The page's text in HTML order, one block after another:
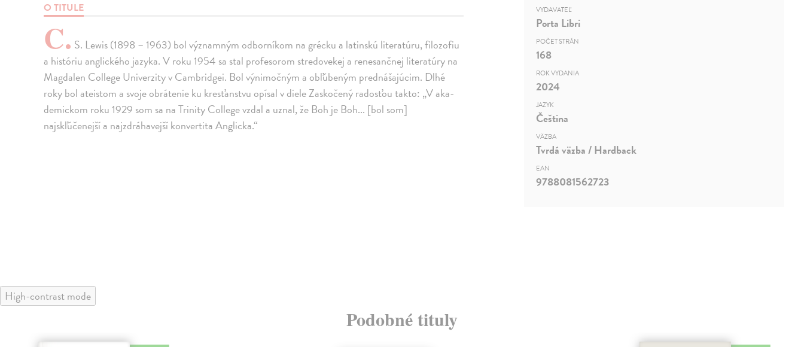
O TITULE
C. S. Lewis (1898 – 1963) bol významným odborníkom na grécku a latinskú literatúru, filozofiu
a históriu anglického jazyka. V roku 1954 sa stal profesorom stredovekej a renesančnej literatúry na
Magdalen College Univerzity v Cambridgei. Bol výnimočným a obľúbeným prednášajúcim. Dlhé
roky bol ateistom a svoje obrátenie ku kresťanstvu opísal v diele Zaskočený radosťou takto: „V aka­
demickom roku 1929 som sa na Trinity College vzdal a uznal, že Boh je Boh... [bol som]
najskľúčenejší a najzdráhavejší konvertita Anglicka.“
VYDAVATEĽ
Porta Libri
POČET STRÁN
168
ROK VYDANIA
2024
JAZYK
Čeština
VÄZBA
Tvrdá väzba / Hardback
EAN
9788081562723
High-contrast mode
Podobné tituly